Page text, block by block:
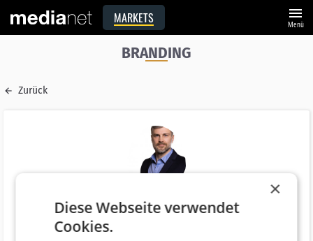
MARKETS menu
Menü
BRANDING
Zurück
Name
Bernhard Schmolmüller
×
Diese Webseite verwendet
Cookies.